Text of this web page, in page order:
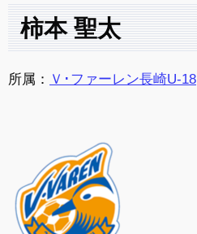
柿本 聖太
所属： Ｖ･ファーレン長崎U-18